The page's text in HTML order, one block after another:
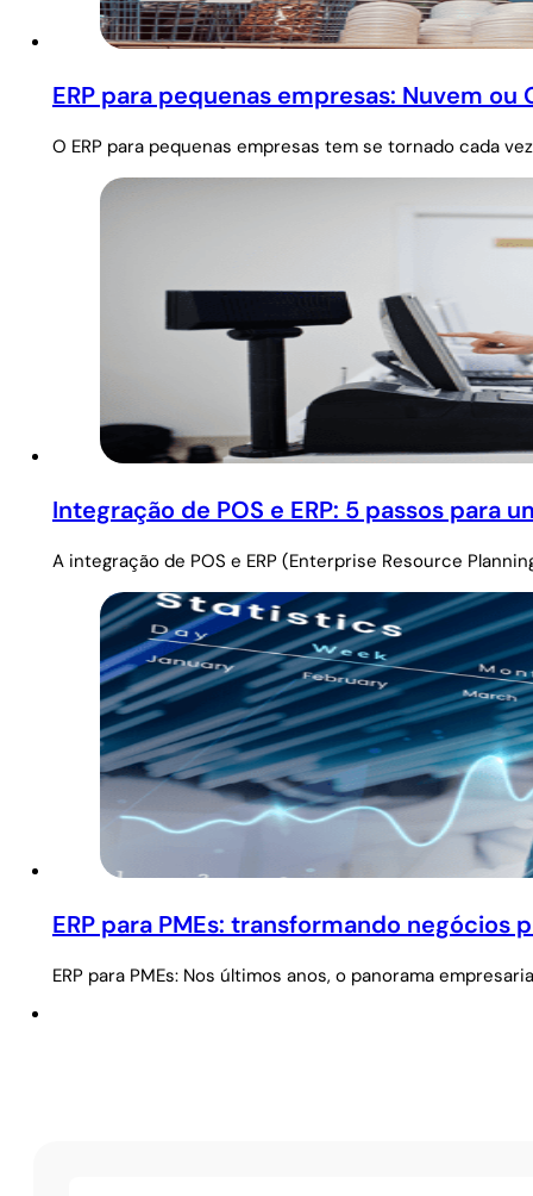
ERP para pequenas empresas: Nuvem
O ERP para pequenas empresas tem se tornado cada
Integração de POS e ERP: 5 passos para
A integração de POS e ERP (Enterprise Resource
ERP para PMEs: transformando
ERP para PMEs: Nos últimos anos, o panorama